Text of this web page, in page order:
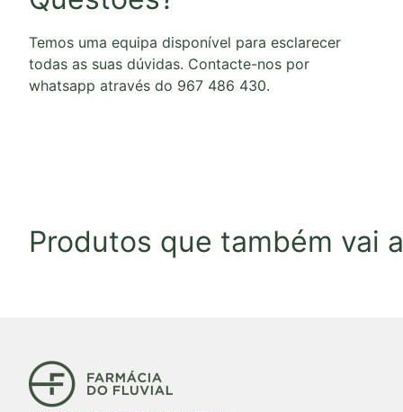
Temos uma equipa disponível para esclarecer
todas as suas dúvidas. Contacte-nos por
whatsapp através do 967 486 430.
Produtos que também vai
Início